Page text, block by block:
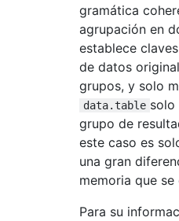
gramática
agrupación en
establece
de datos
grupos, y solo
data.table solo
grupo de
este caso es
una gran
memoria que se
Para su